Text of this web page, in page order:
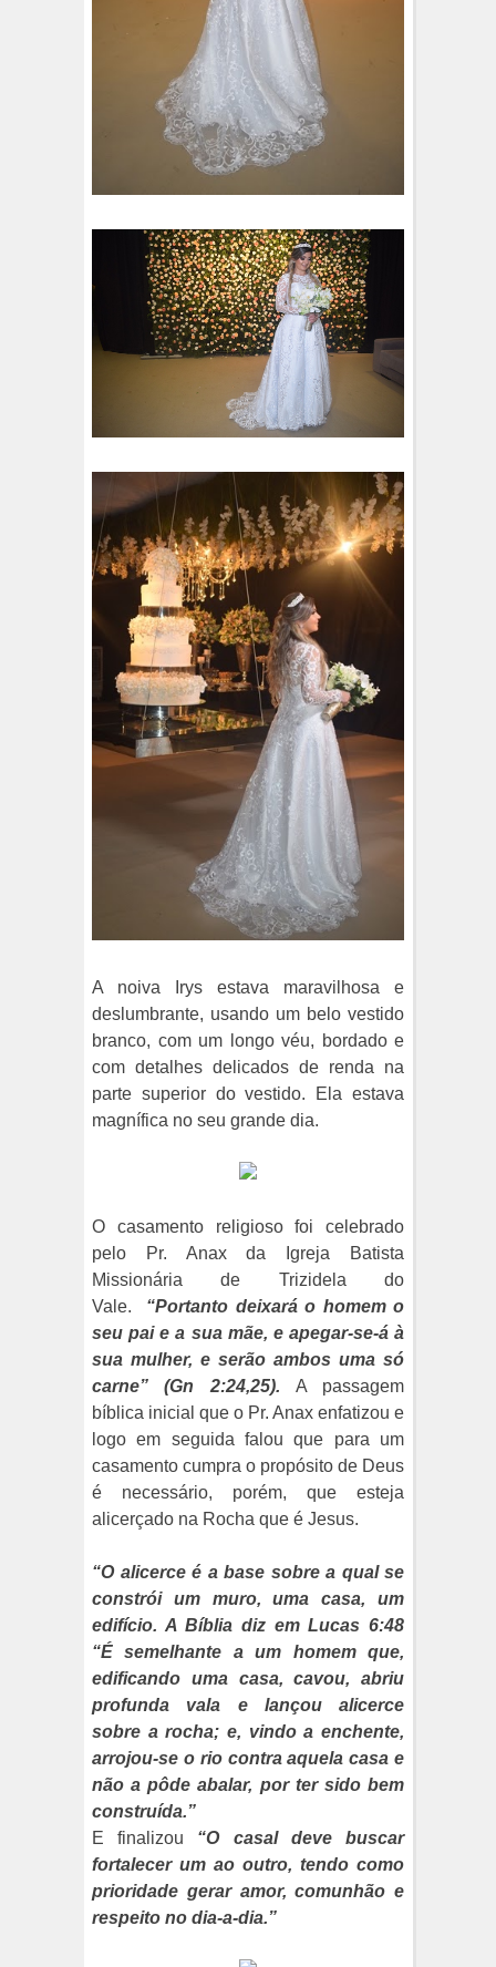
A noiva Irys estava maravilhosa e
deslumbrante, usando um belo vestido
branco, com um longo véu, bordado e
com detalhes delicados de renda na
parte superior do vestido. Ela estava
magnífica no seu grande dia.
O casamento religioso foi celebrado
pelo Pr. Anax da Igreja Batista
Missionária de Trizidela do
Vale. “Portanto deixará o homem o
seu pai e a sua mãe, e apegar-se-á à
sua mulher, e serão ambos uma só
carne” (Gn 2:24,25). A passagem
bíblica inicial que o Pr. Anax enfatizou e
logo em seguida falou que para um
casamento cumpra o propósito de Deus
é necessário, porém, que esteja
alicerçado na Rocha que é Jesus.
“O alicerce é a base sobre a qual se
constrói um muro, uma casa, um
edifício. A Bíblia diz em Lucas 6:48
“É semelhante a um homem que,
edificando uma casa, cavou, abriu
profunda vala e lançou alicerce
sobre a rocha; e, vindo a enchente,
arrojou-se o rio contra aquela casa e
não a pôde abalar, por ter sido bem
construída.”
E finalizou “O casal deve buscar
fortalecer um ao outro, tendo como
prioridade gerar amor, comunhão e
respeito no dia-a-dia.”